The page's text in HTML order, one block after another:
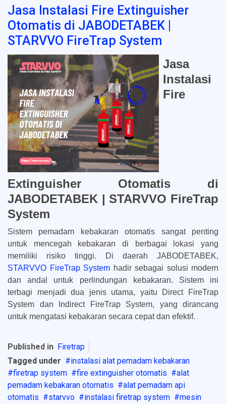
Jasa Instalasi Fire Extinguisher
Otomatis di JABODETABEK |
STARVVO FireTrap System
Jasa
Instalasi
Fire
Extinguisher Otomatis di
JABODETABEK | STARVVO FireTrap
System
Sistem pemadam kebakaran otomatis sangat penting
untuk mencegah kebakaran di berbagai lokasi yang
memiliki risiko tinggi. Di daerah JABODETABEK,
STARVVO FireTrap System hadir sebagai solusi modern
dan andal untuk perlindungan kebakaran. Sistem ini
terbagi menjadi dua jenis utama, yaitu Direct FireTrap
System dan Indirect FireTrap System, yang dirancang
untuk mengatasi kebakaran secara cepat dan efektif.
Published in Firetrap
Tagged under
instalasi alat pemadam kebakaran
firetrap system
fire extinguisher otomatis
alat
pemadam kebakaran otomatis
alat pemadam api
otomatis
starvvo instalasi firetrap system
mesin